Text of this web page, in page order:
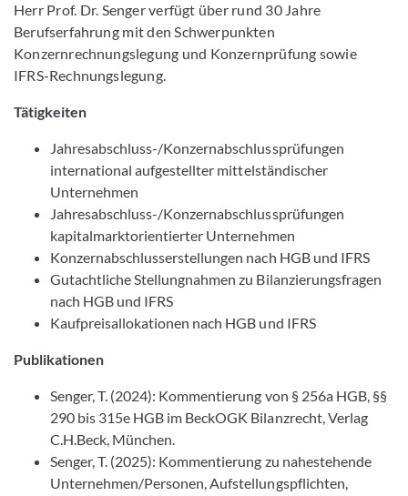
Herr Prof. Dr. Senger verfügt über rund 30 Jahre
Berufserfahrung mit den Schwerpunkten
Konzernrechnungslegung und Konzernprüfung sowie
IFRS-Rechnungslegung.
Tätigkeiten
Jahresabschluss-/Konzernabschlussprüfungen
international aufgestellter mittelständischer
Unternehmen
Jahresabschluss-/Konzernabschlussprüfungen
kapitalmarktorientierter Unternehmen
Konzernabschlusserstellungen nach HGB und IFRS
Gutachtliche Stellungnahmen zu Bilanzierungsfragen
nach HGB und IFRS
Kaufpreisallokationen nach HGB und IFRS
Publikationen
Senger, T. (2024): Kommentierung von § 256a HGB, §§
290 bis 315e HGB im BeckOGK Bilanzrecht, Verlag
C.H.Beck, München.
Senger, T. (2025): Kommentierung zu nahestehende
Unternehmen/Personen, Aufstellungspflichten,